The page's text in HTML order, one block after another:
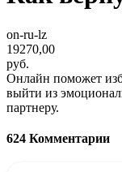
on-ru-lz
19270,00
руб.
Онлайн поможет
выйти из
партнеру.